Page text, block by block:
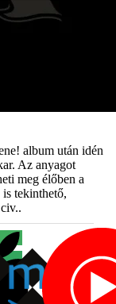
album után idén
Az anyagot
meg élőben a
tekinthető,